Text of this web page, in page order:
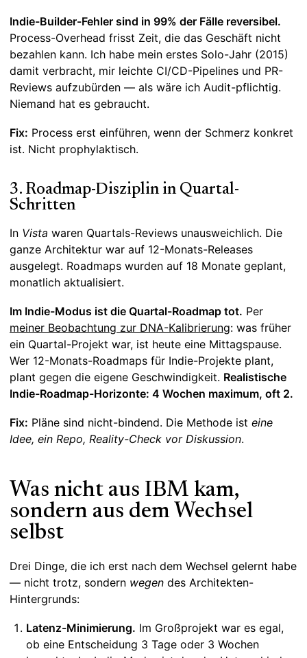
Indie-Builder-Fehler sind in 99% der Fälle reversibel.
Process-Overhead frisst Zeit, die das Geschäft nicht
bezahlen kann. Ich habe mein erstes Solo-Jahr (2015)
damit verbracht, mir leichte CI/CD-Pipelines und PR-
Reviews aufzubürden — als wäre ich Audit-pflichtig.
Niemand hat es gebraucht.
Fix: Process erst einführen, wenn der Schmerz konkret
ist. Nicht prophylaktisch.
3. Roadmap-Disziplin in Quartal-
Schritten
In Vista waren Quartals-Reviews unausweichlich. Die
ganze Architektur war auf 12-Monats-Releases
ausgelegt. Roadmaps wurden auf 18 Monate geplant,
monatlich aktualisiert.
Im Indie-Modus ist die Quartal-Roadmap tot. Per
meiner Beobachtung zur DNA-Kalibrierung: was früher
ein Quartal-Projekt war, ist heute eine Mittagspause.
Wer 12-Monats-Roadmaps für Indie-Projekte plant,
plant gegen die eigene Geschwindigkeit. Realistische
Indie-Roadmap-Horizonte: 4 Wochen maximum, oft 2.
Fix: Pläne sind nicht-bindend. Die Methode ist eine
Idee, ein Repo, Reality-Check vor Diskussion.
Was nicht aus IBM kam,
sondern aus dem Wechsel
selbst
Drei Dinge, die ich erst nach dem Wechsel gelernt habe
— nicht trotz, sondern wegen des Architekten-
Hintergrunds:
Latenz-Minimierung. Im Großprojekt war es egal,
ob eine Entscheidung 3 Tage oder 3 Wochen